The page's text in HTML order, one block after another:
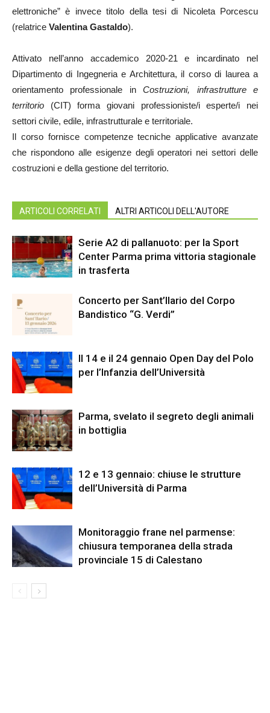
elettroniche” è invece titolo della tesi di Nicoleta Porcescu
(relatrice Valentina Gastaldo).
Attivato nell’anno accademico 2020-21 e incardinato nel
Dipartimento di Ingegneria e Architettura, il corso di laurea a
orientamento professionale inCostruzioni, infrastrutture e
territorio (CIT) forma giovani professioniste/i esperte/i nei
settori civile, edile, infrastrutturale e territoriale.
Il corso fornisce competenze tecniche applicative avanzate
che rispondono alle esigenze degli operatori nei settori delle
costruzioni e della gestione del territorio.
ARTICOLI CORRELATI ALTRI ARTICOLI DELL'AUTORE
Serie A2 di pallanuoto: per la Sport
Center Parma prima vittoria stagionale
in trasferta
Concerto per Sant’Ilario del Corpo
Bandistico “G. Verdi”
Il 14 e il 24 gennaio Open Day del Polo
per l’Infanzia dell’Università
Parma, svelato il segreto degli animali
in bottiglia
12 e 13 gennaio: chiuse le strutture
dell’Università di Parma
Monitoraggio frane nel parmense:
chiusura temporanea della strada
provinciale 15 di Calestano